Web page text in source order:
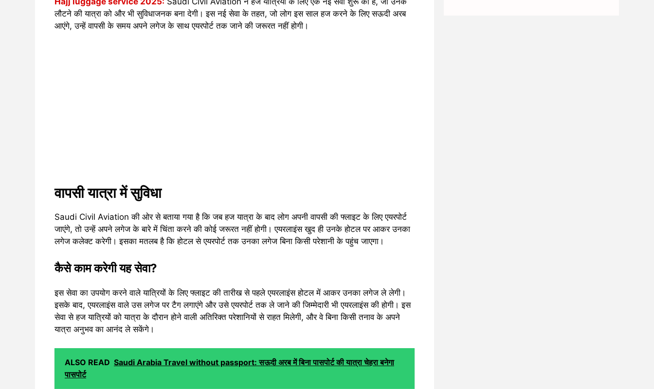
लौटने की यात्रा को और भी सुविधाजनक बना देगी। इस नई सेवा के तहत, जो लोग इस साल हज करने के लिए सऊदी अरब
आएंगे, उन्हें वापसी के समय अपने लगेज के साथ एयरपोर्ट तक जाने की जरूरत नहीं होगी।
वापसी यात्रा में सुविधा
Saudi Civil Aviation की ओर से बताया गया है कि जब हज यात्रा के बाद लोग अपनी वापसी की फ्लाइट के लिए एयरपोर्ट
जाएंगे, तो उन्हें अपने लगेज के बारे में चिंता करने की कोई जरूरत नहीं होगी। एयरलाइंस खुद ही उनके होटल पर आकर उनका
लगेज कलेक्ट करेगी। इसका मतलब है कि होटल से एयरपोर्ट तक उनका लगेज बिना किसी परेशानी के पहुंच जाएगा।
कैसे काम करेगी यह सेवा?
इस सेवा का उपयोग करने वाले यात्रियों के लिए फ्लाइट की तारीख से पहले एयरलाइंस होटल में आकर उनका लगेज ले लेगी।
इसके बाद, एयरलाइंस वाले उस लगेज पर टैग लगाएंगे और उसे एयरपोर्ट तक ले जाने की जिम्मेदारी भी एयरलाइंस की होगी। इस
सेवा से हज यात्रियों को यात्रा के दौरान होने वाली अतिरिक्त परेशानियों से राहत मिलेगी, और वे बिना किसी तनाव के अपने
यात्रा अनुभव का आनंद ले सकेंगे।
ALSO READ Saudi Arabia Travel without passport: सऊदी अरब में बिना पासपोर्ट की यात्रा चेहरा बनेगा
पासपोर्ट